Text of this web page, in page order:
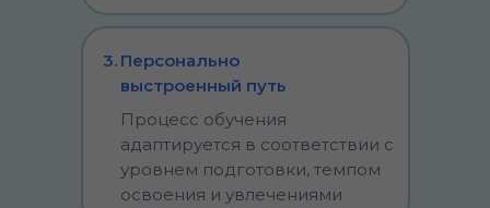
Процесс обучения
адаптируется в соответствии с
уровнем подготовки, темпом
освоения и увлечениями
Персонально
выстроенный путь
3.